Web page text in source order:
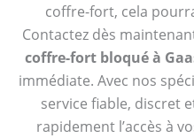
coffre-fort, cela
Contactez dès
coffre-fort bloqué à
immédiate. Avec nos
service fiable, discret
rapidement l’accès à